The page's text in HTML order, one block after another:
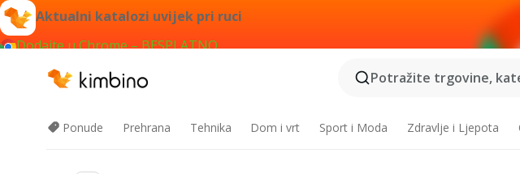
Aktualni katalozi uvijek pri ruci
Dodajte u Chrome – BESPLATNO
Potražite trgovine,
Ponude Prehrana Tehnika Dom i vrt Sport i Moda Zdravlje i Ljepota